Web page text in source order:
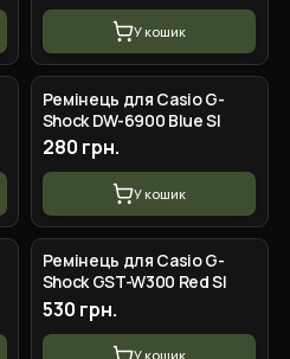
У кошик
Ремінець для Casio G-
Shock DW-6900 Blue SI
280 грн.
У кошик
Ремінець для Casio G-
Shock GST-W300 Red SI
530 грн.
У кошик